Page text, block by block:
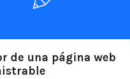
de una página web